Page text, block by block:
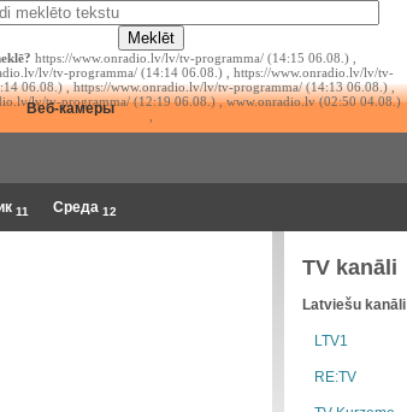
https://www.onradio.lv/lv/tv-programma/ (14:15 06.08.) ,
lv/tv-programma/ (14:14 06.08.) , https://www.onradio.lv/lv/tv-
06.08.) , https://www.onradio.lv/lv/tv-programma/ (14:13 06.08.) ,
lv/tv-programma/ (12:19 06.08.) , www.onradio.lv (02:50 04.08.)
Веб-камеры
11 Среда 12
TV kanāli
Latviešu kanāli
LTV1
RE:TV